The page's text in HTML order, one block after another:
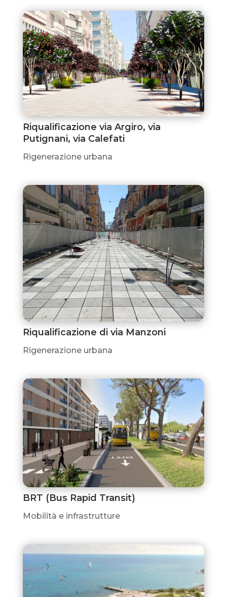
Riqualificazione via Argiro, via
Putignani, via Calefati
Rigenerazione urbana
Riqualificazione di via Manzoni
Rigenerazione urbana
BRT (Bus Rapid Transit)
Mobilità e infrastrutture